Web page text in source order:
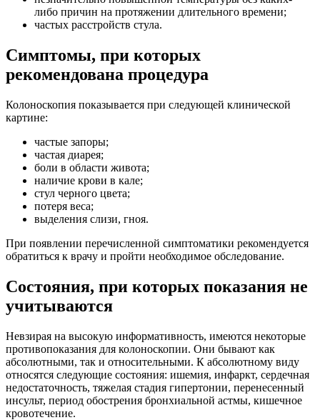
либо причин на протяжении длительного времени;
частых расстройств стула.
Симптомы, при которых
рекомендована процедура
Колоноскопия показывается при следующей клинической
картине:
частые запоры;
частая диарея;
боли в области живота;
наличие крови в кале;
стул черного цвета;
потеря веса;
выделения слизи, гноя.
При появлении перечисленной симптоматики рекомендуется
обратиться к врачу и пройти необходимое обследование.
Состояния, при которых показания не
учитываются
Невзирая на высокую информативность, имеются некоторые
противопоказания для колоноскопии. Они бывают как
абсолютными, так и относительными. К абсолютному виду
относятся следующие состояния: ишемия, инфаркт, сердечная
недостаточность, тяжелая стадия гипертонии, перенесенный
инсульт, период обострения бронхиальной астмы, кишечное
кровотечение.